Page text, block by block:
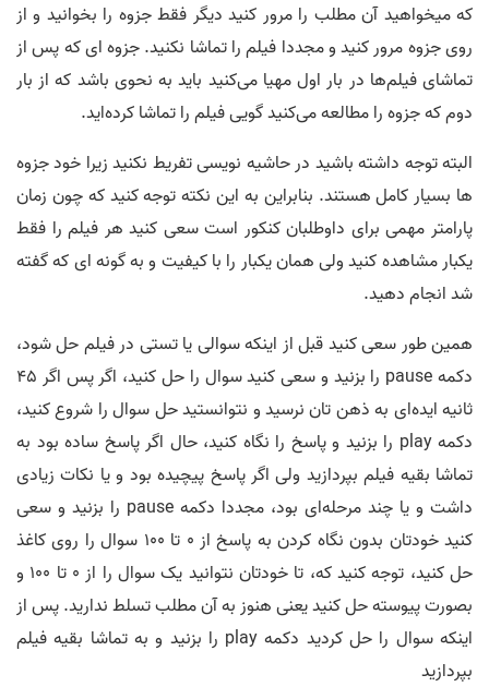
که میخواهید آن مطلب را مرور کنید دیگر فقط جزوه را بخوانید و از
روی جزوه مرور کنید و مجددا فیلم را تماشا نکنید. جزوه ای که پس از
تماشای فیلم‌ها در بار اول مهیا می‌کنید باید به نحوی باشد که از بار
دوم که جزوه را مطالعه می‌کنید گویی فیلم را تماشا کرده‌اید.
البته توجه داشته باشید در حاشیه نویسی تفریط نکنید زیرا خود جزوه
ها بسیار کامل هستند. بنابراین به این نکته توجه کنید که چون زمان
پارامتر مهمی برای داوطلبان کنکور است سعی کنید هر فیلم را فقط
یکبار مشاهده کنید ولی همان یکبار را با کیفیت و به گونه ای که گفته
شد انجام دهید.
همین طور سعی کنید قبل از اینکه سوالی یا تستی در فیلم حل شود،
دکمه pause را بزنید و سعی کنید سوال را حل کنید، اگر پس اگر 45
ثانیه ایده‌ای به ذهن تان نرسید و نتوانستید حل سوال را شروع کنید،
دکمه play را بزنید و پاسخ را نگاه کنید، حال اگر پاسخ ساده بود به
تماشا بقیه فیلم بپردازید ولی اگر پاسخ پیچیده بود و یا نکات زیادی
داشت و یا چند مرحله‌ای بود، مجددا دکمه pause را بزنید و سعی
کنید خودتان بدون نگاه کردن به پاسخ از 0 تا 100 سوال را روی کاغذ
حل کنید، توجه کنید که، تا خودتان نتوانید یک سوال را از 0 تا 100 و
بصورت پیوسته حل کنید یعنی هنوز به آن مطلب تسلط ندارید. پس از
اینکه سوال را حل کردید دکمه play را بزنید و به تماشا بقیه فیلم
بپردازید